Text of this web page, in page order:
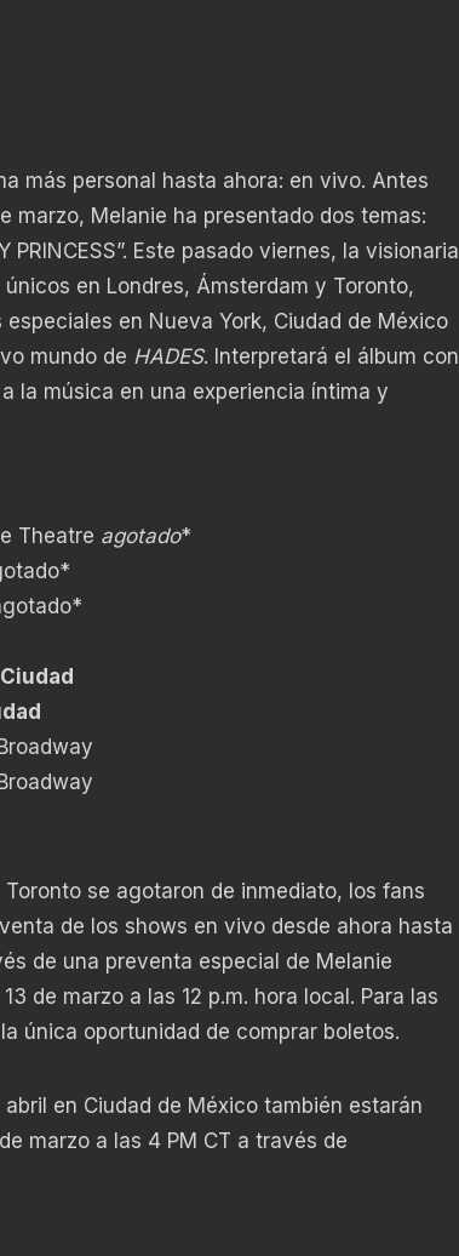
más personal hasta ahora: en vivo. Antes
marzo, Melanie ha presentado dos temas:
PRINCESS”. Este pasado viernes, la visionaria
en Londres, Ámsterdam y Toronto,
en Nueva York, Ciudad de México
mundo de HADES. Interpretará el álbum con
la música en una experiencia íntima y
Theatre agotado*
se agotaron de inmediato, los fans
de los shows en vivo desde ahora hasta
de una preventa especial de Melanie
de marzo a las 12 p.m. hora local. Para las
única oportunidad de comprar boletos.
en Ciudad de México también estarán
marzo a las 4 PM CT a través de